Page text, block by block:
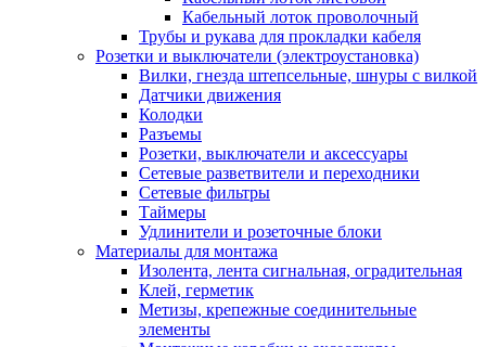
Кабельный лоток проволочный
Трубы и рукава для прокладки кабеля
Розетки и выключатели (электроустановка)
Вилки, гнезда штепсельные, шнуры с вилкой
Датчики движения
Колодки
Разъемы
Розетки, выключатели и аксессуары
Сетевые разветвители и переходники
Сетевые фильтры
Таймеры
Удлинители и розеточные блоки
Материалы для монтажа
Изолента, лента сигнальная, оградительная
Клей, герметик
Метизы, крепежные соединительные
элементы